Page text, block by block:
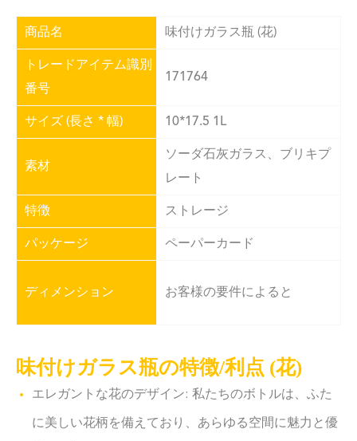
商品名 味付けガラス瓶 (花)
トレードアイテム識別
番号
171764
サイズ (長さ * 幅) 10*17.5 1L
素材
ソーダ石灰ガラス、ブリキプ
レート
特徴 ストレージ
パッケージ ペーパーカード
ディメンション お客様の要件によると
味付けガラス瓶の特徴/利点 (花)
エレガントな花のデザイン: 私たちのボトルは、ふた
に美しい花柄を備えており、あらゆる空間に魅力と優